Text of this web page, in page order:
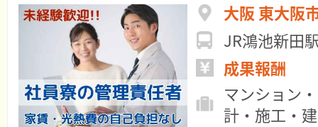
大阪 東大阪
JR鴻池新田
成果報酬
マンション
計・施工・